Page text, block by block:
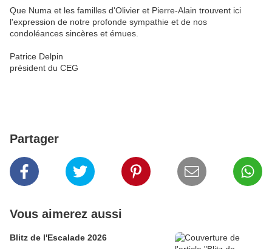
Que Numa et les familles d'Olivier et Pierre-Alain trouvent ici
l'expression de notre profonde sympathie et de nos
condoléances sincères et émues.
Patrice Delpin
président du CEG
Partager
Vous aimerez aussi
Blitz de l'Escalade 2026